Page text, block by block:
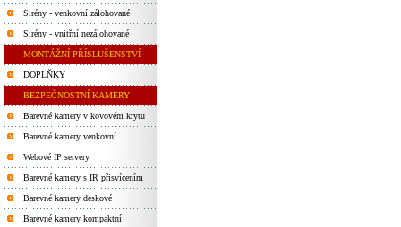
Sirény - venkovní zálohované
Sirény - vnitřní nezálohované
MONTÁŽNÍ PŘÍSLUŠENSTVÍ
DOPLŇKY
BEZPEČNOSTNÍ KAMERY
Barevné kamery v kovovém krytu
Barevné kamery venkovní
Webové IP servery
Barevné kamery s IR přisvícením
Barevné kamery deskové
Barevné kamery kompaktní